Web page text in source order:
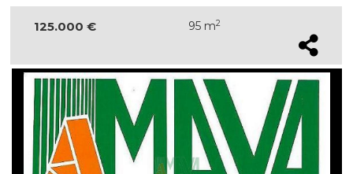
125.000 € 95 m2